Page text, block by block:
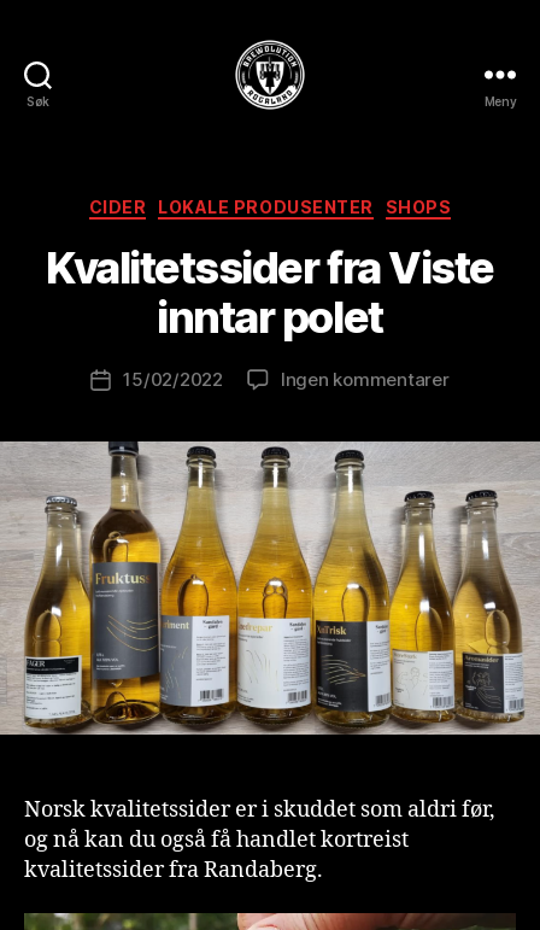
Søk Meny
Kategorier
CIDER LOKALE PRODUSENTER SHOPS
Kvalitetssider fra Viste
inntar polet
Innleggsforfatter
v
r
w
l
n
t
Publiseringsdato
15/02/2022 Ingen kommentarertil
inntar
polet
Norsk kvalitetssider er i skuddet som aldri før,
og nå kan du også få handlet kortreist
kvalitetssider fra Randaberg.